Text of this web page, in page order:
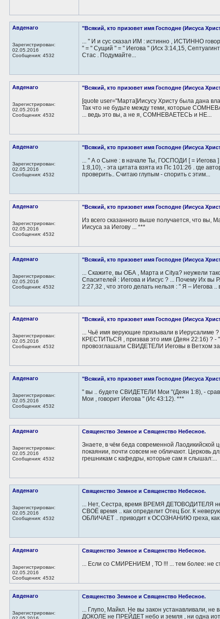
Авденаго
Зарегистрирован:
02.05.2016
Сообщения: 4532
"Всякий, кто призовет имя Господне (Иисуса
... " И и сус сказал ИМ : истинно , ИСТИННО
" = " Сущий " = " Иегова " (Исх 3:14,15,
Стас . Подумайте...
Авденаго
Зарегистрирован:
02.05.2016
Сообщения: 4532
"Всякий, кто призовет имя Господне (Иисуса
[quote user="Марта]Иисусу Христу была дана
Так что не будьте между теми, которые
... ведь это вы, а не я, СОМНЕВАЕТЕСЬ и НЕ...
Авденаго
Зарегистрирован:
02.05.2016
Сообщения: 4532
"Всякий, кто призовет имя Господне (Иисуса
... " А о Сыне : в начале Ты, ГОСПОДИ [ = Иегова
1:8,10), - эта цитата взята из Пс 101:26 . где
проверить.. Считаю глупым - спорить с этим...
Авденаго
Зарегистрирован:
02.05.2016
Сообщения: 4532
"Всякий, кто призовет имя Господне (Иисуса
Из всего сказанного выше получается, что
Иисуса за Иегову ... ***
Авденаго
Зарегистрирован:
02.05.2016
Сообщения: 4532
"Всякий, кто призовет имя Господне (Иисуса
... Скажите, вы ОБА , Марта и Citya? неужели
Спасителей : Иегова и Иисус ? ... Почему Их
2:27,32 , что этого делать нельзя : " Я – Иегова ..
Авденаго
Зарегистрирован:
02.05.2016
Сообщения: 4532
"Всякий, кто призовет имя Господне (Иисуса
... Чьё имя верующие призывали в Иерусалиме
КРЕСТИТЬСЯ , призвав это имя (Деян 22:16) ? -
провозглашали СВИДЕТЕЛИ Иеговы в Ветхом
Авденаго
Зарегистрирован:
02.05.2016
Сообщения: 4532
"Всякий, кто призовет имя Господне (Иисуса
" вы .. будете СВИДЕТЕЛИ Мои "(Деян 1:8), -
Мои , говорит Иегова " (Ис 43:12). ***
Авденаго
Зарегистрирован:
02.05.2016
Сообщения: 4532
Священство Земное и Священство Небесное.
Знаете, в чём беда современной Лаодикийской
покаянии, почти совсем не обличают. Церковь
грешникам с кафедры, которые сам я слышал:...
Авденаго
Зарегистрирован:
02.05.2016
Сообщения: 4532
Священство Земное и Священство Небесное.
... Нет, Сестра, время ВРЕМЯ ДЕТОВОДИТЕЛЯ
СВОЁ время .. как определит Отец Бог. К
ОБЛИЧАЕТ .. приводит к ОСОЗНАНИЮ греха, как
Авденаго
Зарегистрирован:
02.05.2016
Сообщения: 4532
Священство Земное и Священство Небесное.
... Если со СМИРЕНИЕМ , ТО !!! ... тем более: не
Авденаго
Зарегистрирован:
Священство Земное и Священство Небесное.
... Глупо, Майкл. Не вы закон устанавливали, не
ДОКОЛЕ не ПРЕЙДЕТ небо и земля , ни одна